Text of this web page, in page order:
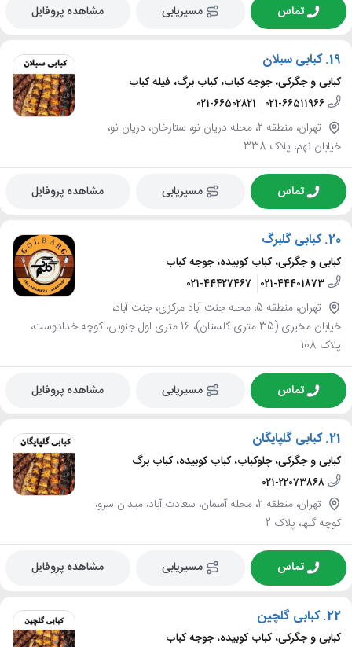
تماس مسیریابی مشاهده پروفایل
19. کبابی سبلان
کبابی و جگرکی، جوجه کباب، کباب برگ، فیله کباب
021-66511966
021-66502821
تهران، منطقه 2، محله دریان نو، ستارخان، دریان نو،
خیابان نهم، پلاک 338
تماس مسیریابی مشاهده پروفایل
20. کبابی گلبرگ
کبابی و جگرکی، کباب کوبیده، جوجه کباب
021-44401873
021-44427467
تهران، منطقه 5، محله جنت آباد مرکزی، جنت آباد،
خیابان مخبری (35 متری گلستان)، 16 متری اول جنوبی، کوچه خدادوست،
پلاک 108
تماس مسیریابی مشاهده پروفایل
21. کبابی گلپایگان
کبابی و جگرکی، چلوکباب، کباب کوبیده، کباب برگ
021-22073868
تهران، منطقه 2، محله آسمان، سعادت آباد، میدان سرو،
کوچه گلها، پلاک 2
تماس مسیریابی مشاهده پروفایل
22. کبابی گلچین
کبابی و جگرکی، کباب کوبیده، جوجه کباب